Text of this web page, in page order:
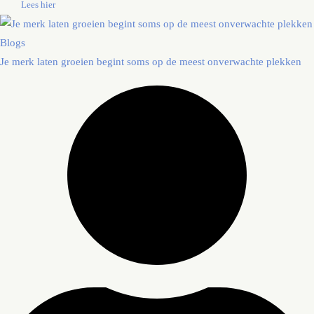
Lees hier
Blogs
Je merk laten groeien begint soms op de meest onverwachte plekken